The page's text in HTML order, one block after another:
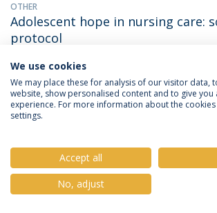
OTHER
Adolescent hope in nursing care:
protocol
Charepe, Z.
, Fernanda Manuela Loureiro.
hope in nursing care: scoping review protocol.
PAPER
Charepe, Z., Ana Paramos. (2023).
context of nursing care. Journal of Pediatric
DOWNLOAD AND MORE DETAILS
We use cookies
We may place these for analysis of our visitor data,
website, show personalised content and to give you
experience. For more information about the
settings.
Accept all
No, adjust